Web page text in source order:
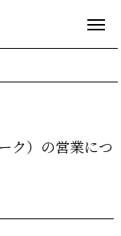
ク）の営業につ